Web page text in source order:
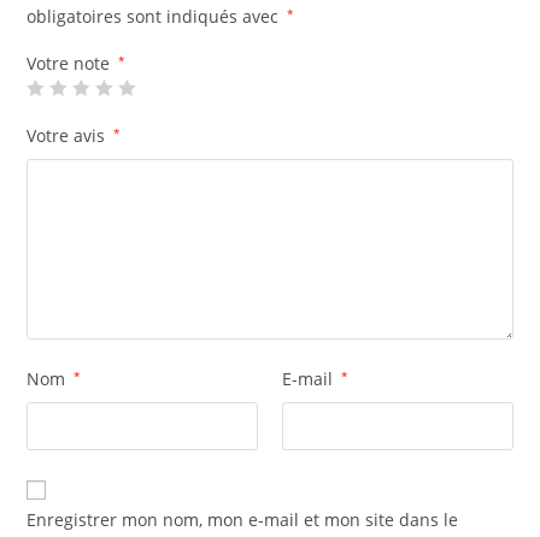
obligatoires sont indiqués avec
*
Votre note *
Votre avis *
Nom * E-mail *
Enregistrer mon nom, mon e-mail et mon site dans le